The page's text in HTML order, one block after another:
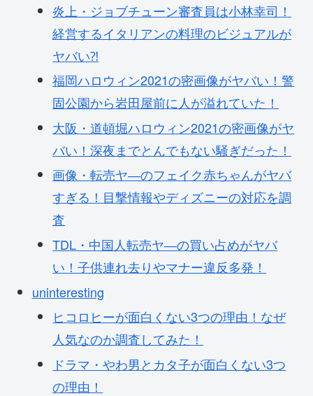
炎上・ジョブチューン審査員は小林幸司！
経営するイタリアンの料理のビジュアルが
ヤバい⁈
福岡ハロウィン2021の密画像がヤバい！警
固公園から岩田屋前に人が溢れていた！
大阪・道頓堀ハロウィン2021の密画像がヤ
バい！深夜までとんでもない騒ぎだった！
画像・転売ヤ―のフェイク赤ちゃんがヤバ
すぎる！目撃情報やディズニーの対応を調
査
TDL・中国人転売ヤ―の買い占めがヤバ
い！子供連れ去りやマナー違反多発！
uninteresting
ヒコロヒーが面白くない3つの理由！なぜ
人気なのか調査してみた！
ドラマ・やわ男とカタ子が面白くない3つ
の理由！